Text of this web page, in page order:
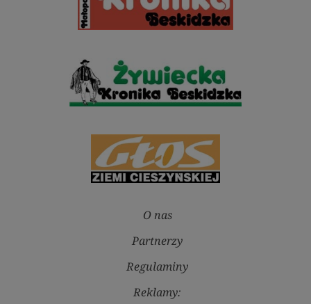
O nas
Partnerzy
Regulaminy
Reklamy: